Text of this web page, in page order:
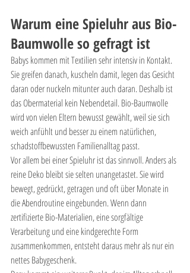
Warum eine Spieluhr aus Bio-
Baumwolle so gefragt ist
Babys kommen mit Textilien sehr intensiv in Kontakt.
Sie greifen danach, kuscheln damit, legen das Gesicht
daran oder nuckeln mitunter auch daran. Deshalb ist
das Obermaterial kein Nebendetail. Bio-Baumwolle
wird von vielen Eltern bewusst gewählt, weil sie sich
weich anfühlt und besser zu einem natürlichen,
schadstoffbewussten Familienalltag passt.
Vor allem bei einer Spieluhr ist das sinnvoll. Anders als
reine Deko bleibt sie selten unangetastet. Sie wird
bewegt, gedrückt, getragen und oft über Monate in
die Abendroutine eingebunden. Wenn dann
zertifizierte Bio-Materialien, eine sorgfältige
Verarbeitung und eine kindgerechte Form
zusammenkommen, entsteht daraus mehr als nur ein
nettes Babygeschenk.